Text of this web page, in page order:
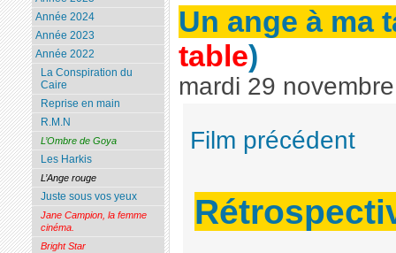
Un ange à ma
table)
mardi 29
Film précédent
Année 2024
Année 2023
Année 2022
La Conspiration du
Caire
Reprise en main
R.M.N
L’Ombre de Goya
Les Harkis
L’Ange rouge
Juste sous vos yeux
Jane Campion, la femme
cinéma.
Bright Star